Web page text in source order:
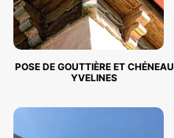
POSE DE GOUTTIÈRE ET CHÉNEAU
YVELINES